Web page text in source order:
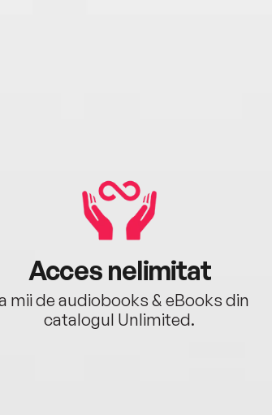
Acces nelimitat
mii de audiobooks & eBooks din
catalogul Unlimited.